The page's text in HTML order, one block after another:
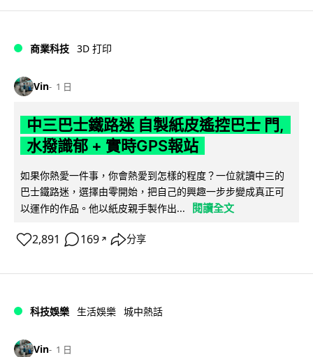
商業科技 3D 打印
Vin 1 日
中三巴士鐵路迷 自製紙皮遙控巴士 門,
水撥識郁 + 實時GPS報站
如果你熱愛一件事，你會熱愛到怎樣的程度？一位就讀中三的
巴士鐵路迷，選擇由零開始，把自己的興趣一步步變成真正可
以運作的作品。他以紙皮親手製作出...
閱讀全文
2,891 169 ↗ 分享
科技娛樂 生活娛樂 城中熱話
Vin 1 日